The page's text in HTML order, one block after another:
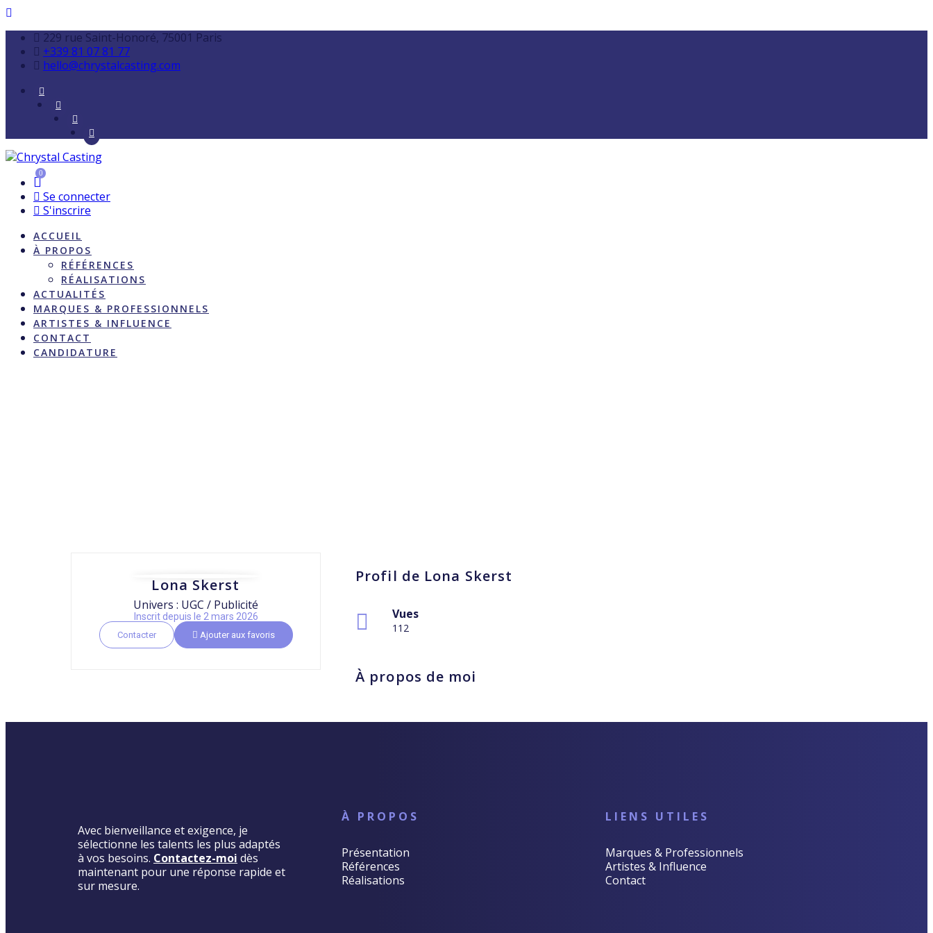
229 rue Saint-Honoré, 75001 Paris
+339 81 07 81 77
hello@chrystalcasting.com
0
Se connecter
S'inscrire
ACCUEIL
À PROPOS
RÉFÉRENCES
RÉALISATIONS
ACTUALITÉS
MARQUES & PROFESSIONNELS
ARTISTES & INFLUENCE
CONTACT
CANDIDATURE
Lona Skerst
Univers : UGC / Publicité
Inscrit depuis le 2 mars 2026
Contacter Ajouter aux favoris
Profil de Lona Skerst
Vues
112
À propos de moi
Avec bienveillance et exigence, je
sélectionne les talents les plus adaptés
à vos besoins. Contactez-moi dès
maintenant pour une réponse rapide et
sur mesure.
À PROPOS
Présentation
Références
Réalisations
LIENS UTILES
Marques & Professionnels
Artistes & Influence
Contact